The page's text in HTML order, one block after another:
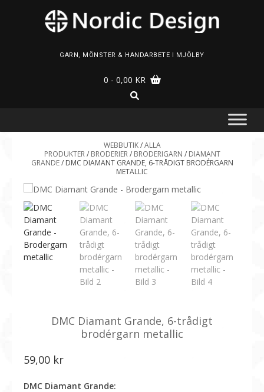
GARN, MÖNSTER & HANDARBETE I MJÖLBY
0 - 0,00 KR
WEBBUTIK/ALLA
PRODUKTER/ BRODERIER/ BRODERIGARN / DIAMANT
GRANDE/ DMC DIAMANT GRANDE, 6-TRÅDIGT BRODÉRGARN
METALLIC
DMC Diamant Grande, 6-trådigt
brodérgarn metallic
59,00 kr
DMC Diamant Grande: